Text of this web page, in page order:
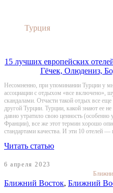
Турция
15 лучших европейских
Гёчек, Олюдениз,
Несомненно, при упоминании Турции у
ассоциации с отдыхом «все
скандалами. Отчасти такой отдых все
другой Турции. Турции, какой знают ее
давно утратило свою ценность
Франции), все же этот термин хорошо
стандартами качества. И эти 10 отелей —
Читать статью
6 апреля 2023
Ближний Восток, Ближний